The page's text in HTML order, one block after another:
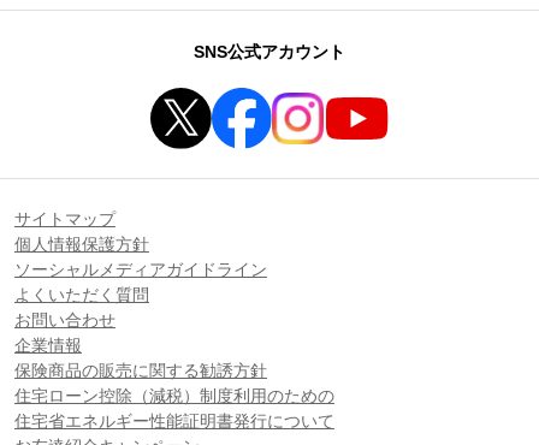
SNS公式アカウント
サイトマップ
個人情報保護方針
ソーシャルメディアガイドライン
よくいただく質問
お問い合わせ
企業情報
保険商品の販売に関する勧誘方針
住宅ローン控除（減税）制度利用のための
住宅省エネルギー性能証明書発行について